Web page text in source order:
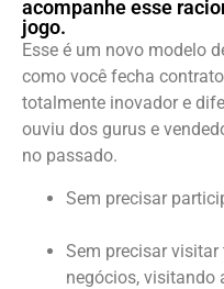
acompanhe esse
jogo.
Esse é um novo modelo
como você fecha
totalmente inovador e
ouviu dos gurus e
no passado.
Sem precisar
Sem precisar
negócios, visitando